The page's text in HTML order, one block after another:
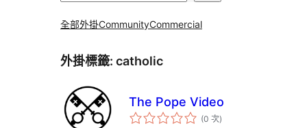
全部外掛CommunityCommercial
外掛標籤: catholic
The Pope Video
(0 次評
分)